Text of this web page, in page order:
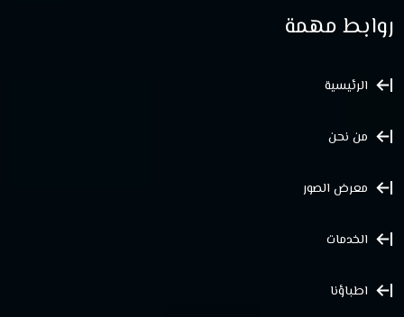
روابط مهمة
الرئيسية
من نحن
معرض الصور
الخدمات
اطباؤنا